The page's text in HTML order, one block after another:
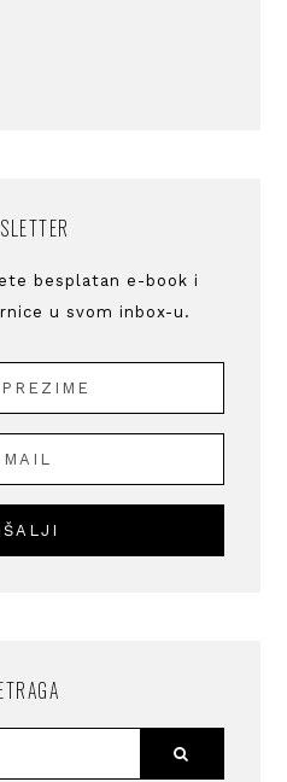
besplatan e-book i
u svom inbox-u.